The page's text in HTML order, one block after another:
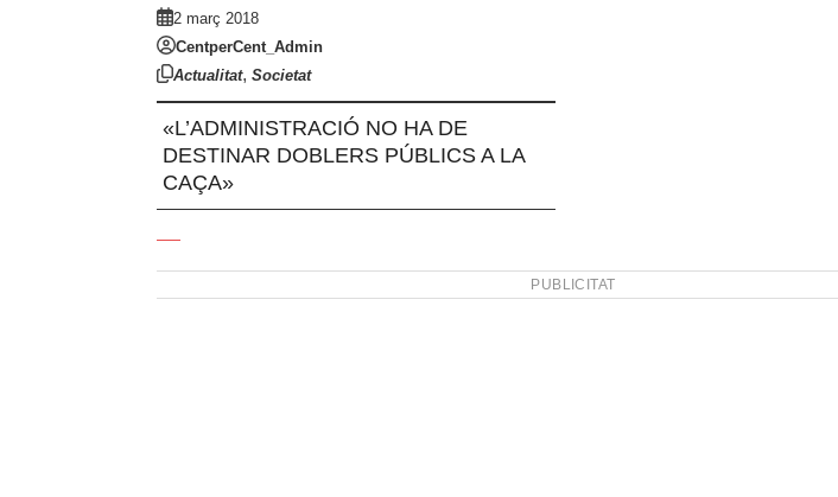
2 març 2018
CentperCent_Admin
Actualitat, Societat
«L’ADMINISTRACIÓ NO HA DE
DESTINAR DOBLERS PÚBLICS A LA
CAÇA»
PUBLICITAT